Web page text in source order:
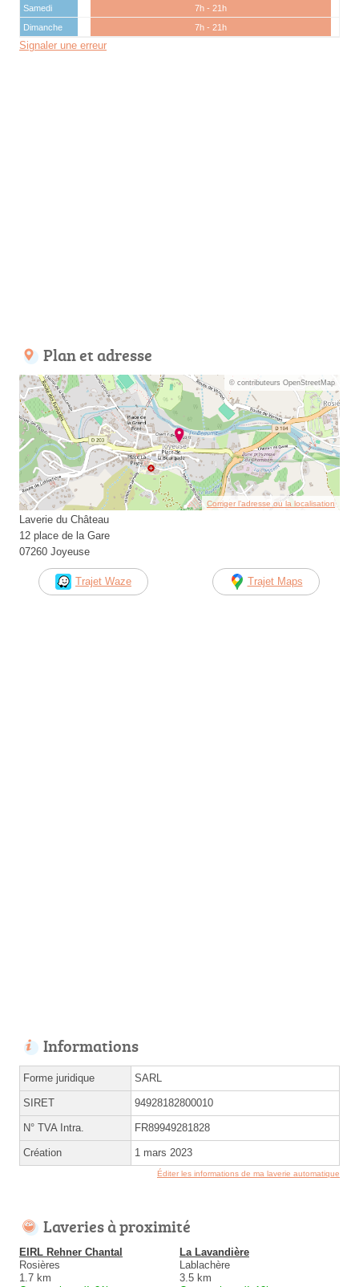
Samedi
7h - 21h
Dimanche
7h - 21h
Signaler une erreur
Plan et adresse
© contributeurs OpenStreetMap
Corriger l’adresse ou la localisation
Laverie du Château
12 place de la Gare
07260 Joyeuse
Trajet Waze Trajet Maps
Informations
Forme juridique SARL
SIRET 94928182800010
N° TVA Intra. FR89949281828
Création 1 mars 2023
Éditer les informations de ma laverie automatique
Laveries à proximité
EIRL Rehner Chantal
Rosières
1.7 km
La Lavandière
Lablachère
3.5 km